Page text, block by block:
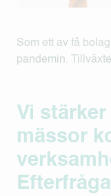
Som ett av få
pandemin.
Vi
mässor